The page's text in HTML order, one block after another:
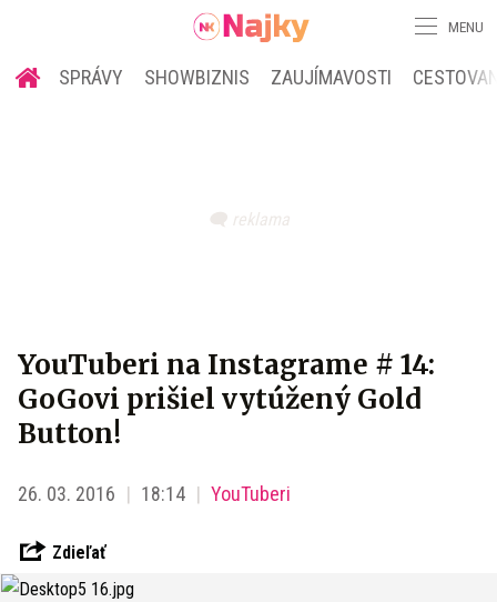
MENU
SPRÁVY SHOWBIZNIS ZAUJÍMAVOSTI
YouTuberi na Instagrame # 14:
GoGovi prišiel vytúžený Gold
Button!
26. 03. 2016 18:14 YouTuberi
Zdieľať